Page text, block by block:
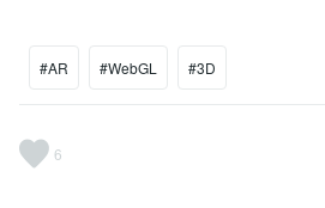
#AR #WebGL #3D
6